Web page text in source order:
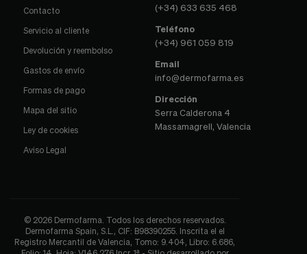
Contacto
Servicio al cliente
Devolución y reembolso
Gastos de envío
Formas de pago
Mapa del sitio
Ley de cookies
Aviso Legal
(+34) 633 635 468
Teléfono
(+34) 961 059 819
Email
info@dermofarma.es
Dirección
Serra Calderona 4
Massamagrell, Valencia
© 2026 Dermofarma. Todos los derechos reservados.
Dermofarma Spain, S.L., CIF: B98390255. Inscrita el el
Registro Mercantil de Valencia, Tomo: 9.404, Libro: 6.686,